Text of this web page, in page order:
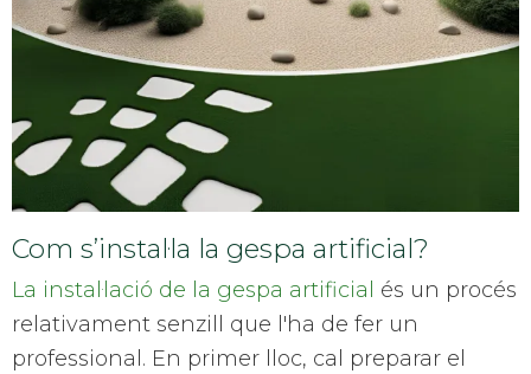
Com s’instal·la la gespa artificial?
La instal·lació de la gespa artificial és un procés
relativament senzill que l'ha de fer un
professional. En primer lloc, cal preparar el